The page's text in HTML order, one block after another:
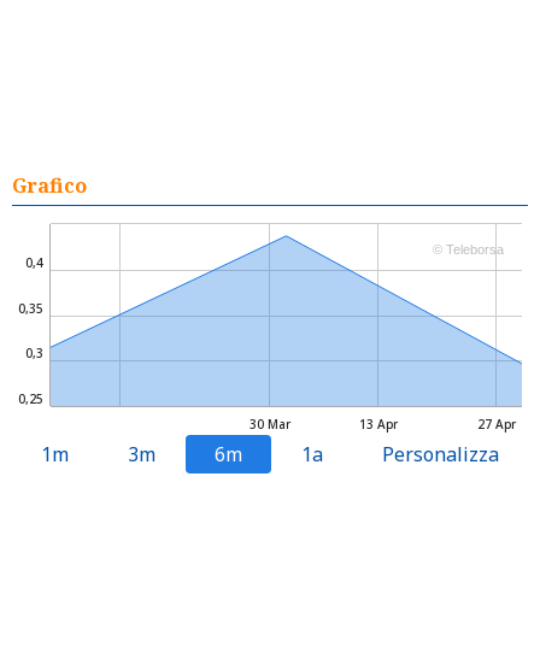
Grafico
30 Mar 13 Apr 27 Apr
0,25
0,3
0,35
0,4
© Teleborsa
1m 3m 6m 1a Personalizza